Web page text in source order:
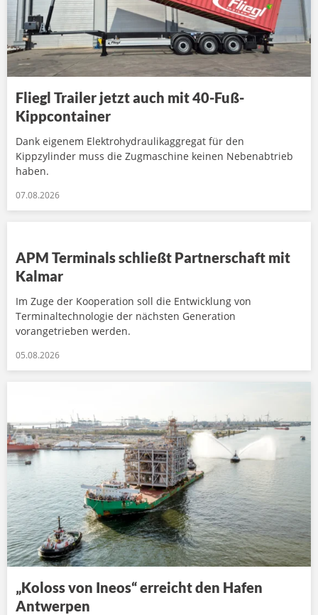
Fliegl Trailer jetzt auch mit 40-Fuß-
Kippcontainer
Dank eigenem Elektrohydraulikaggregat für den
Kippzylinder muss die Zugmaschine keinen Nebenabtrieb
haben.
07.08.2026
APM Terminals schließt Partnerschaft mit
Kalmar
Im Zuge der Kooperation soll die Entwicklung von
Terminaltechnologie der nächsten Generation
vorangetrieben werden.
05.08.2026
„Koloss von Ineos“ erreicht den Hafen
Antwerpen